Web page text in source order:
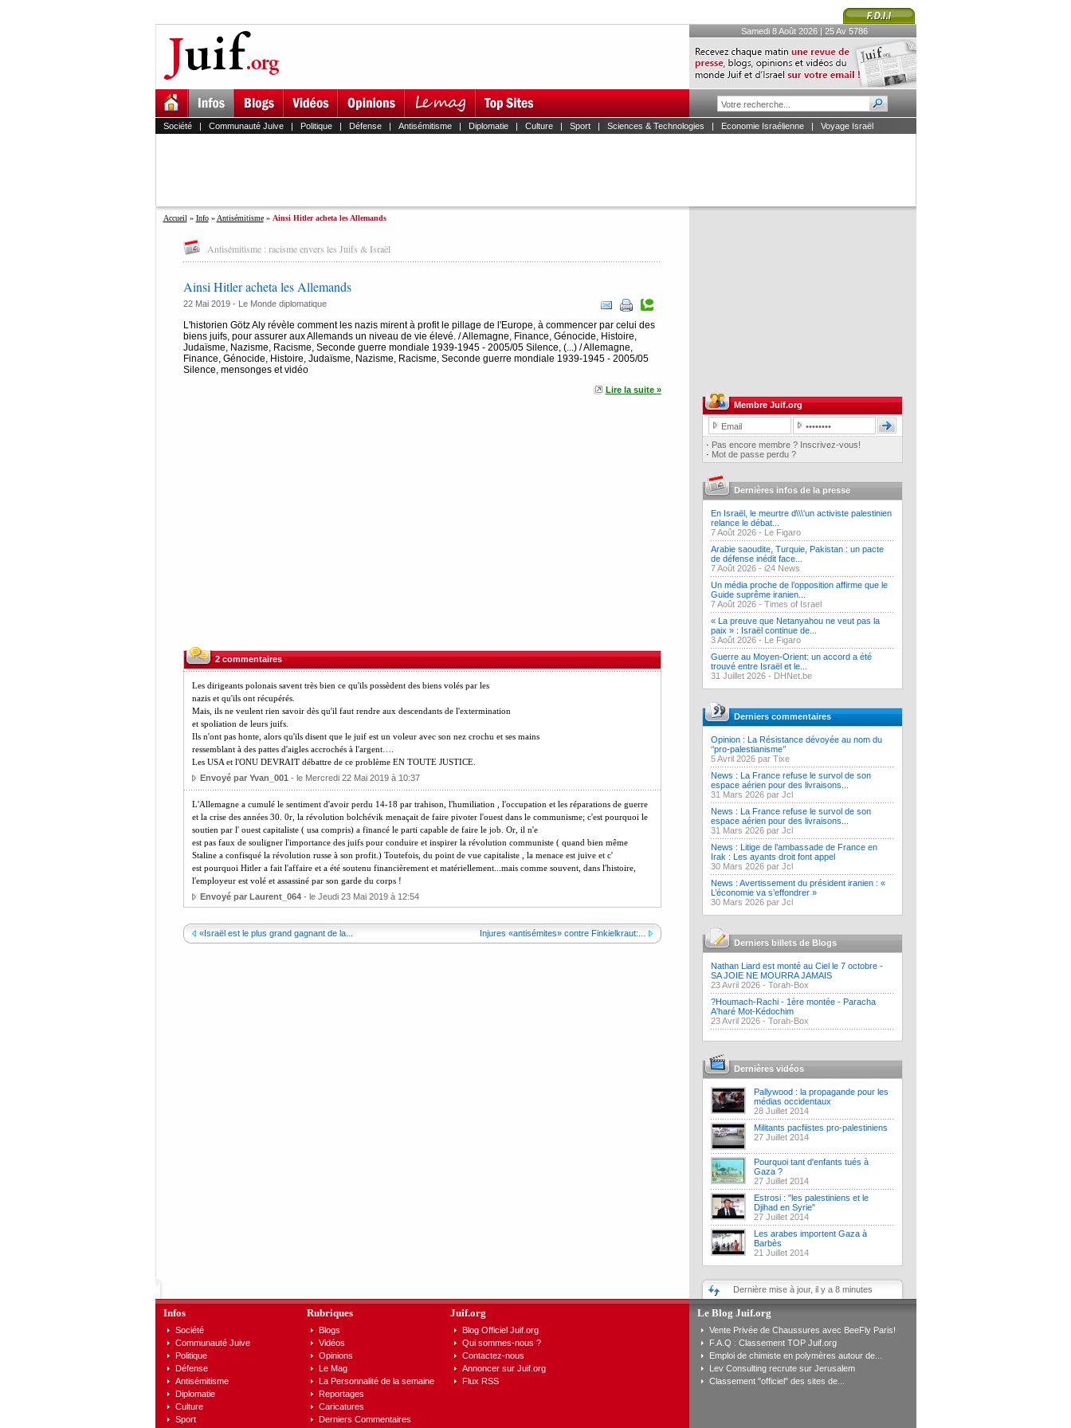
Samedi 8 Août 2026 | 25 Av 5786
Société| Communauté Juive| Politique| Défense| Antisémitisme| Diplomatie| Culture| Sport| Sciences & Technologies | Economie Israélienne| Voyage Israël
Accueil » Info» Antisémitisme» Ainsi Hitler acheta les Allemands
Antisémitisme : racisme envers les Juifs & Israël
Ainsi Hitler acheta les Allemands
22 Mai 2019 - Le Monde diplomatique
L'historien Götz Aly révèle comment les nazis mirent à profit le pillage de l'Europe, à commencer par celui des
biens juifs, pour assurer aux Allemands un niveau de vie élevé. / Allemagne, Finance, Génocide, Histoire,
Judaïsme, Nazisme, Racisme, Seconde guerre mondiale 1939-1945 - 2005/05 Silence, (...) / Allemagne,
Finance, Génocide, Histoire, Judaïsme, Nazisme, Racisme, Seconde guerre mondiale 1939-1945 - 2005/05
Silence, mensonges et vidéo
Lire la suite »
2 commentaires
Les dirigeants polonais savent très bien ce qu'ils possèdent des biens volés par les
nazis et qu'ils ont récupérés.
Mais, ils ne veulent rien savoir dès qu'il faut rendre aux descendants de l'extermination
et spoliation de leurs juifs.
Ils n'ont pas honte, alors qu'ils disent que le juif est un voleur avec son nez crochu et ses mains
ressemblant à des pattes d'aigles accrochés à l'argent….
Les USA et l'ONU DEVRAIT débattre de ce problème EN TOUTE JUSTICE.
Envoyé par Yvan_001 - le Mercredi 22 Mai 2019 à 10:37
L'Allemagne a cumulé le sentiment d'avoir perdu 14-18 par trahison, l'humiliation , l'occupation et les réparations de guerre
et la crise des années 30. 0r, la révolution bolchévik menaçait de faire pivoter l'ouest dans le communisme; c'est pourquoi le
soutien par l' ouest capitaliste ( usa compris) a financé le parti capable de faire le job. Or, il n'e
est pas faux de souligner l'importance des juifs pour conduire et inspirer la révolution communiste ( quand bien même
Staline a confisqué la révolution russe à son profit.) Toutefois, du point de vue capitaliste , la menace est juive et c'
est pourquoi Hitler a fait l'affaire et a été soutenu financièrement et matériellement...mais comme souvent, dans l'histoire,
l'employeur est volé et assassiné par son garde du corps !
Envoyé par Laurent_064- le Jeudi 23 Mai 2019 à 12:54
«Israël est le plus grand gagnant de la... Injures «antisémites» contre Finkielkraut:...
Membre Juif.org
· Pas encore membre ? Inscrivez-vous!
· Mot de passe perdu ?
Dernières infos de la presse
En Israël, le meurtre d\\\'un activiste palestinien
relance le débat...
7 Août 2026 - Le Figaro
Arabie saoudite, Turquie, Pakistan : un pacte
de défense inédit face...
7 Août 2026 - i24 News
Un média proche de l’opposition affirme que le
Guide suprême iranien...
7 Août 2026 - Times of Israel
« La preuve que Netanyahou ne veut pas la
paix » : Israël continue de...
3 Août 2026 - Le Figaro
Guerre au Moyen-Orient: un accord a été
trouvé entre Israël et le...
31 Juillet 2026 - DHNet.be
Derniers commentaires
Opinion : La Résistance dévoyée au nom du
‘’pro-palestianisme’’
5 Avril 2026 par Tixe
News : La France refuse le survol de son
espace aérien pour des livraisons...
31 Mars 2026 par Jcl
News : La France refuse le survol de son
espace aérien pour des livraisons...
31 Mars 2026 par Jcl
News : Litige de l’ambassade de France en
Irak : Les ayants droit font appel
30 Mars 2026 par Jcl
News : Avertissement du président iranien : «
L’économie va s’effondrer »
30 Mars 2026 par Jcl
Derniers billets de Blogs
Nathan Liard est monté au Ciel le 7 octobre -
SA JOIE NE MOURRA JAMAIS
23 Avril 2026 - Torah-Box
?Houmach-Rachi - 1ère montée - Paracha
A'haré Mot-Kédochim
23 Avril 2026 - Torah-Box
Dernières vidéos
Pallywood : la propagande pour les
médias occidentaux
28 Juillet 2014
Militants pacfiistes pro-palestiniens
27 Juillet 2014
Pourquoi tant d'enfants tués à
Gaza ?
27 Juillet 2014
Estrosi : "les palestiniens et le
Djihad en Syrie"
27 Juillet 2014
Les arabes importent Gaza à
Barbès
21 Juillet 2014
Dernière mise à jour, il y a 8 minutes
Infos
Société
Communauté Juive
Politique
Défense
Antisémitisme
Diplomatie
Culture
Sport
Rubriques
Blogs
Vidéos
Opinions
Le Mag
La Personnalité de la semaine
Reportages
Caricatures
Derniers Commentaires
Juif.org
Blog Officiel Juif.org
Qui sommes-nous ?
Contactez-nous
Annoncer sur Juif.org
Flux RSS
Le Blog Juif.org
Vente Privée de Chaussures avec BeeFly Paris!
F.A.Q : Classement TOP Juif.org
Emploi de chimiste en polymères autour de...
Lev Consulting recrute sur Jerusalem
Classement "officiel" des sites de...